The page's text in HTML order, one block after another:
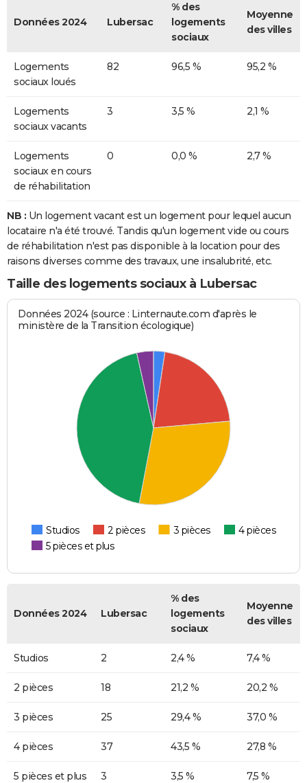
Données 2024 Lubersac
% des
logements
sociaux
Moyenne
des villes
Logements
sociaux loués
82 96,5 % 95,2 %
Logements
sociaux vacants
3 3,5 % 2,1 %
Logements
sociaux en cours
de réhabilitation
0 0,0 % 2,7 %
NB : Un logement vacant est un logement pour lequel aucun
locataire n'a été trouvé. Tandis qu'un logement vide ou cours
de réhabilitation n'est pas disponible à la location pour des
raisons diverses comme des travaux, une insalubrité, etc.
Taille des logements sociaux à Lubersac
Données 2024 (source : Linternaute.com d'après le
ministère de la Transition écologique)
Studios 2 pièces 3 pièces
4 pièces
5 pièces et plus
Données 2024 Lubersac
% des
logements
sociaux
Moyenne
des villes
Studios 2 2,4 % 7,4 %
2 pièces 18 21,2 % 20,2 %
3 pièces 25 29,4 % 37,0 %
4 pièces 37 43,5 % 27,8 %
5 pièces et plus 3 3,5 % 7,5 %